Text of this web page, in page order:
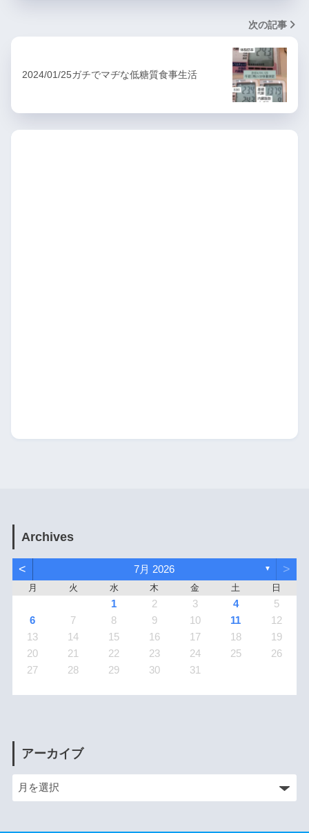
次の記事
2024/01/25ガチでマヂな低糖質食事生活
Archives
< 7月 2026 ▼ >
月 火 水 木 金 土 日
1 2 3 4
5
6
7 8 9 10 11
12
13
14 15 16 17 18
19
20
21 22 23 24 25
26
27
28 29 30 31
アーカイブ